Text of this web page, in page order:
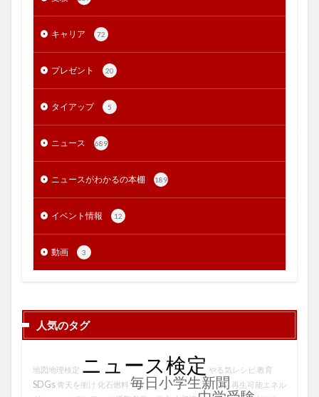
キャリア 72
プレゼント 20
タイアップ 5
ニュース 689
ニュースがわかるの本棚 189
イベント情報 12
動画 3
人気のタグ
地図地理検定 ニュース検定 やる気レシピ 教育
SDGs 青天を衝け 化石燃料 毎日小学生新聞 再生可能エネル